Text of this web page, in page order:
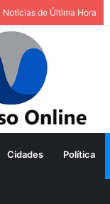
Notícias de Última Hora
Cidades Política